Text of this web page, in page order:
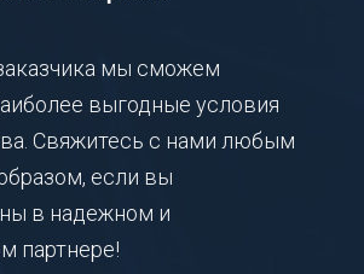
мы сможем
выгодные условия
Свяжитесь с нами любым
если вы
в надежном и
партнере!